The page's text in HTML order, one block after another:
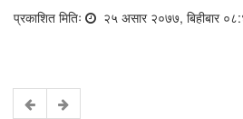
प्रकाशित मितिः २५ असार २०७७, बिहीबार